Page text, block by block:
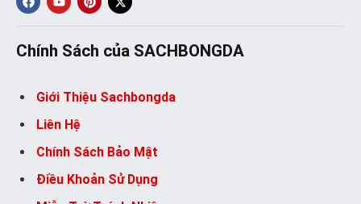
Chính Sách của SACHBONGDA
Giới Thiệu Sachbongda
Liên Hệ
Chính Sách Bảo Mật
Điều Khoản Sử Dụng